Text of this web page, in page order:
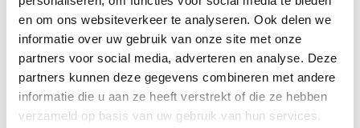
en om ons websiteverkeer te analyseren. Ook delen we
informatie over uw gebruik van onze site met onze
partners voor social media, adverteren en analyse. Deze
partners kunnen deze gegevens combineren met andere
informatie die u aan ze heeft verstrekt of die ze hebben
verzameld op basis van uw gebruik van hun services.
Bekijk alle6 maten
FRED PERRY TWIN TIPPED
POLO ZWART MET CAMEL
BRUIN LOGO
€90,00€69,00
Bekijk alle 2maten
FRED PERRY PLAIN POLO
LICHTBLAUW MET ZWART
LOGO
€140,00 €69,00